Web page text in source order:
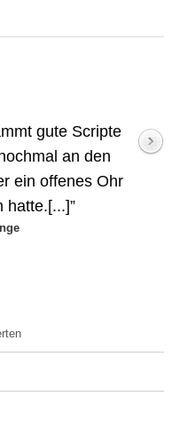
gute Scripte
an den
ein offenes Ohr
hatte.[...]”